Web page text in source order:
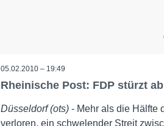
05.02.2010 – 19:49
Rheinische Post: FDP stürzt ab
Düsseldorf (ots) - Mehr als die Hälfte
verloren, ein schwelender Streit